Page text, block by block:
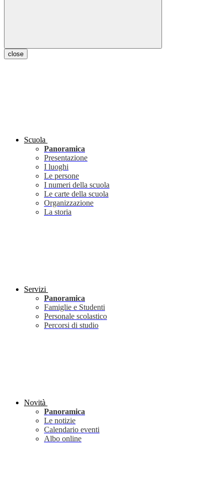
close
Scuola
Panoramica
Presentazione
I luoghi
Le persone
I numeri della scuola
Le carte della scuola
Organizzazione
La storia
Servizi
Panoramica
Famiglie e Studenti
Personale scolastico
Percorsi di studio
Novità
Panoramica
Le notizie
Calendario eventi
Albo online